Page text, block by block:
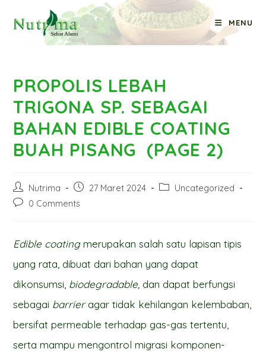
MENU
Blog
PROPOLIS LEBAH
TRIGONA SP. SEBAGAI
BAHAN EDIBLE COATING
BUAH PISANG (PAGE 2)
Post
author:
Nutrima
Post
published:
27 Maret 2024
PostUncategorized
Post0 Comments
Edible coatingmerupakan salah satu lapisan tipis
yang rata, dibuat dari bahan yang dapat
dikonsumsi, biodegradable, dan dapat berfungsi
sebagai barrieragar tidak kehilangan kelembaban,
bersifat permeable terhadap gas-gas tertentu,
serta mampu mengontrol migrasi komponen-